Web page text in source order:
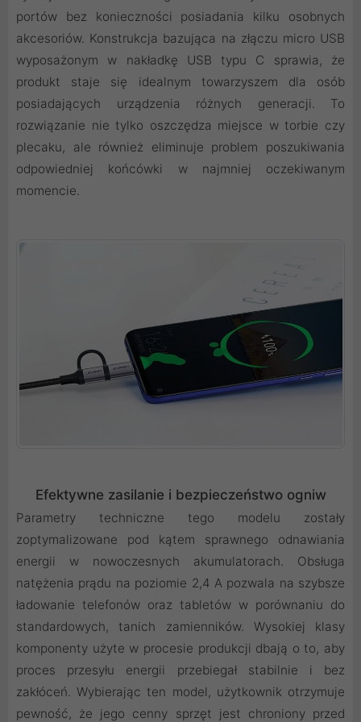
portów bez konieczności posiadania kilku osobnych
akcesoriów. Konstrukcja bazująca na złączu micro USB
wyposażonym w nakładkę USB typu C sprawia, że
produkt staje się idealnym towarzyszem dla osób
posiadających urządzenia różnych generacji. To
rozwiązanie nie tylko oszczędza miejsce w torbie czy
plecaku, ale również eliminuje problem poszukiwania
odpowiedniej końcówki w najmniej oczekiwanym
momencie.
Efektywne zasilanie i bezpieczeństwo ogniw
Parametry techniczne tego modelu zostały
zoptymalizowane pod kątem sprawnego odnawiania
energii w nowoczesnych akumulatorach. Obsługa
natężenia prądu na poziomie 2,4 A pozwala na szybsze
ładowanie telefonów oraz tabletów w porównaniu do
standardowych, tanich zamienników. Wysokiej klasy
komponenty użyte w procesie produkcji dbają o to, aby
proces przesyłu energii przebiegał stabilnie i bez
zakłóceń. Wybierając ten model, użytkownik otrzymuje
pewność, że jego cenny sprzęt jest chroniony przed